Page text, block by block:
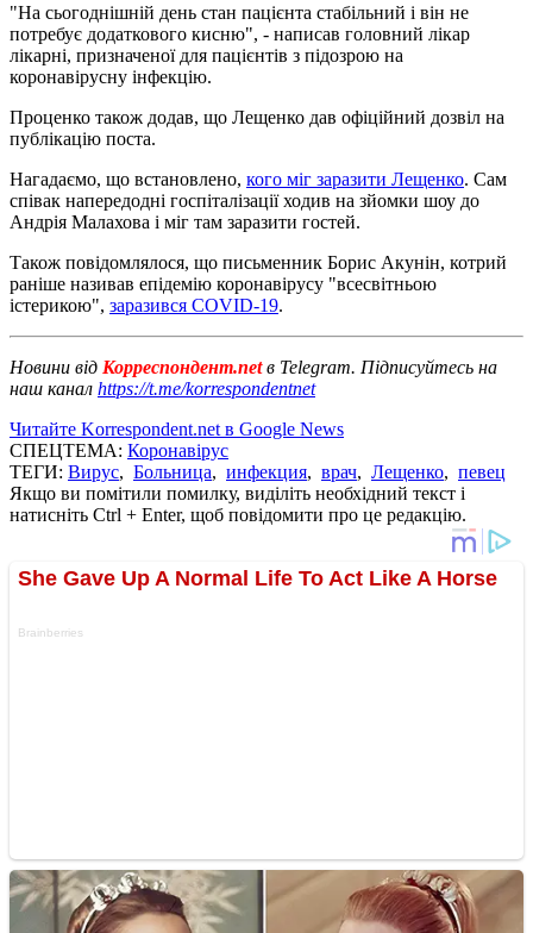
"На сьогоднішній день стан пацієнта стабільний і він не
потребує додаткового кисню", - написав головний лікар
лікарні, призначеної для пацієнтів з підозрою на
коронавірусну інфекцію.
Проценко також додав, що Лещенко дав офіційний дозвіл на
публікацію поста.
Нагадаємо, що встановлено, кого міг заразити Лещенко. Сам
співак напередодні госпіталізації ходив на зйомки шоу до
Андрія Малахова і міг там заразити гостей.
Також повідомлялося, що письменник Борис Акунін, котрий
раніше називав епідемію коронавірусу "всесвітньою
істерикою", заразився COVID-19.
Новини від Корреспондент.netв Telegram. Підписуйтесь на
наш канал https://t.me/korrespondentnet
Читайте Korrespondent.net в Google News
СПЕЦТЕМА: Коронавірус
ТЕГИ: Вирус, Больница, инфекция, врач, Лещенко, певец
Якщо ви помітили помилку, виділіть необхідний текст і
натисніть Ctrl + Enter, щоб повідомити про це редакцію.